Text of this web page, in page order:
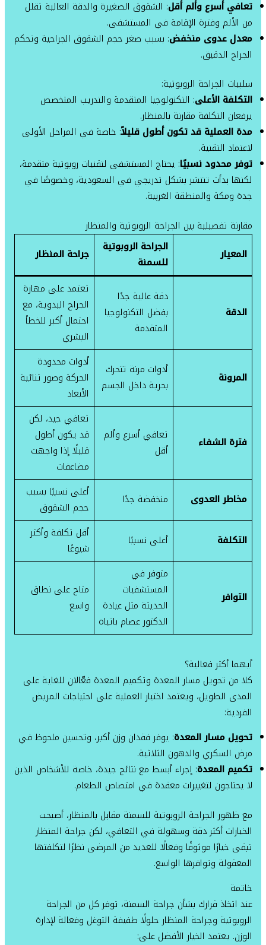
تعافي أسرع وألم أقل: الشقوق الصغيرة والدقة العالية تقلل
من الألم وفترة الإقامة في المستشفى.
معدل عدوى منخفض: بسبب صغر حجم الشقوق الجراحية وتحكم
الجراح الدقيق.
سلبيات الجراحة الروبوتية:
التكلفة الأعلى: التكنولوجيا المتقدمة والتدريب المتخصص
يرفعان التكلفة مقارنة بالمنظار.
مدة العملية قد تكون أطول قليلاً: خاصة في المراحل الأولى
لاعتماد التقنية.
توفر محدود نسبيًا: يحتاج المستشفى لتقنيات روبوتية متقدمة،
لكنها بدأت تنتشر بشكل تدريجي في السعودية، وخصوصًا في
جدة ومكة والمنطقة الغربية.
مقارنة تفصيلية بين الجراحة الروبوتية والمنظار
المعيار
الجراحة الروبوتية
للسمنة
جراحة المنظار
الدقة
دقة عالية جدًا
بفضل التكنولوجيا
المتقدمة
تعتمد على مهارة
الجراح اليدوية، مع
احتمال أكبر للخطأ
البشري
المرونة
أدوات مرنة تتحرك
بحرية داخل الجسم
أدوات محدودة
الحركة وصور ثنائية
الأبعاد
فترة الشفاء
تعافي أسرع وألم
أقل
تعافي جيد، لكن
قد يكون أطول
قليلًا إذا واجهت
مضاعفات
مخاطر العدوى
منخفضة جدًا
أعلى نسبيًا بسبب
حجم الشقوق
التكلفة
أعلى نسبيًا
أقل تكلفة وأكثر
شيوعًا
التوافر
متوفر في
المستشفيات
الحديثة مثل عيادة
الدكتور عصام باتياه
متاح على نطاق
واسع
أيهما أكثر فعالية؟
كلا من تحويل مسار المعدة وتكميم المعدة فعّالان للغاية على
المدى الطويل، ويعتمد اختيار العملية على احتياجات المريض
الفردية:
تحويل مسار المعدة: يوفر فقدان وزن أكبر، وتحسين ملحوظ في
مرض السكري والدهون الثلاثية.
تكميم المعدة: إجراء أبسط مع نتائج جيدة، خاصة للأشخاص الذين
لا يحتاجون لتغييرات معقدة في امتصاص الطعام.
مع ظهور الجراحة الروبوتية للسمنة مقابل بالمنظار، أصبحت
الخيارات أكثر دقة وسهولة في التعافي، لكن جراحة المنظار
تبقى خيارًا موثوقًا وفعالًا للعديد من المرضى نظرًا لتكلفتها
المعقولة وتوافرها الواسع.
خاتمة
عند اتخاذ قرارك بشأن جراحة السمنة، توفر كل من الجراحة
الروبوتية وجراحة المنظار حلولًا طفيفة التوغل وفعالة لإدارة
الوزن. يعتمد الخيار الأفضل على: